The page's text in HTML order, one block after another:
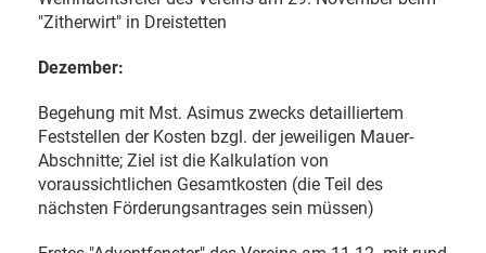
"Zitherwirt" in Dreistetten
Dezember:
Begehung mit Mst. Asimus zwecks detailliertem
Feststellen der Kosten bzgl. der jeweiligen Mauer-
Abschnitte; Ziel ist die Kalkulation von
voraussichtlichen Gesamtkosten (die Teil des
nächsten Förderungsantrages sein müssen)